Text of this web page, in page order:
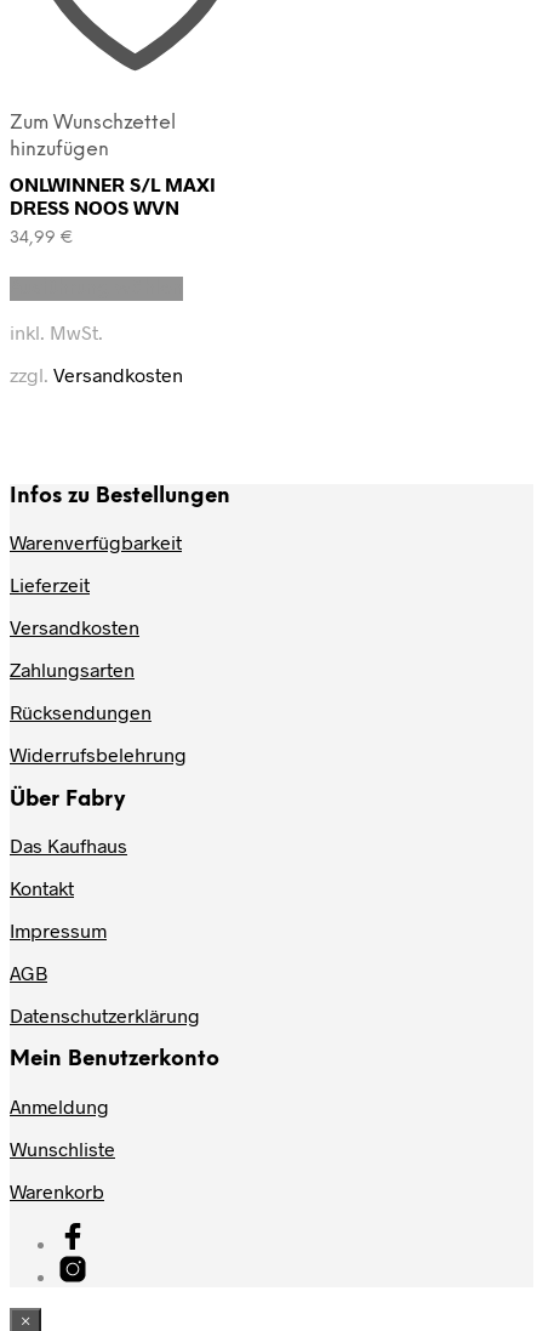
Zum Wunschzettel
hinzufügen
ONLWINNER S/L MAXI
DRESS NOOS WVN
34,99 €
der
inkl. MwSt.
zzgl. Versandkosten
Infos zu Bestellungen
Warenverfügbarkeit
Lieferzeit
Versandkosten
Zahlungsarten
Rücksendungen
Widerrufsbelehrung
Über Fabry
Das Kaufhaus
Kontakt
Impressum
AGB
Datenschutzerklärung
Mein Benutzerkonto
Anmeldung
Wunschliste
Warenkorb
×